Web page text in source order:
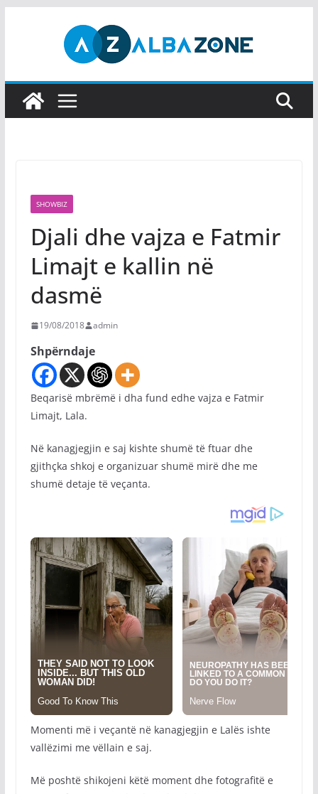
SHOWBIZ
Djali dhe vajza e Fatmir
Limajt e kallin në
dasmë
19/08/2018 admin
Shpërndaje
Beqarisë mbrëmë i dha fund edhe vajza e Fatmir
Limajt, Lala.
Në kanagjegjin e saj kishte shumë të ftuar dhe
gjithçka shkoj e organizuar shumë mirë dhe me
shumë detaje të veçanta.
Momenti më i veçantë në kanagjegjin e Lalës ishte
vallëzimi me vëllain e saj.
Më poshtë shikojeni këtë moment dhe fotografitë e